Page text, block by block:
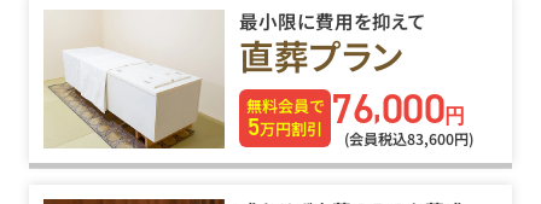
最小限に費用を抑えて
直葬プラン
無料会員で
5万円割引 76,000円
(会員税込83,600円)